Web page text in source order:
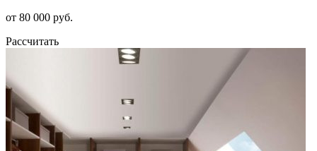
от 80 000 руб.
Рассчитать